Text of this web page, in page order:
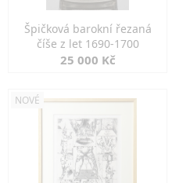
Špičková barokní řezaná
číše z let 1690-1700
25 000 Kč
NOVÉ